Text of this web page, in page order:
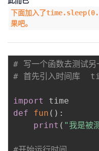
下面加入了
果吧。
# 写一个函数去测试另
# 首先引入时间库
import
def
fun ( ) :
print ( "我是被